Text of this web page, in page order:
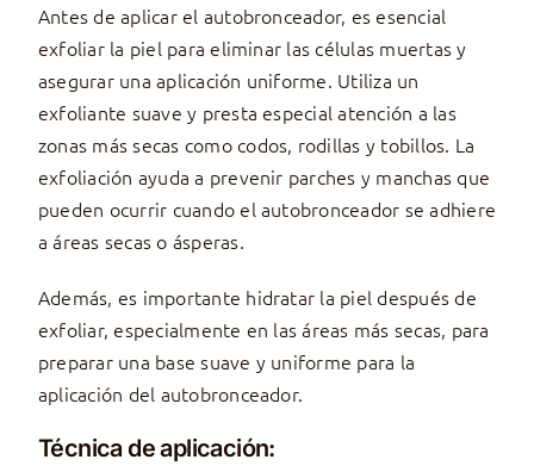
Antes de aplicar el autobronceador, es esencial
exfoliar la piel para eliminar las células muertas y
asegurar una aplicación uniforme. Utiliza un
exfoliante suave y presta especial atención a las
zonas más secas como codos, rodillas y tobillos. La
exfoliación ayuda a prevenir parches y manchas que
pueden ocurrir cuando el autobronceador se adhiere
a áreas secas o ásperas.
Además, es importante hidratar la piel después de
exfoliar, especialmente en las áreas más secas, para
preparar una base suave y uniforme para la
aplicación del autobronceador.
Técnica de aplicación: